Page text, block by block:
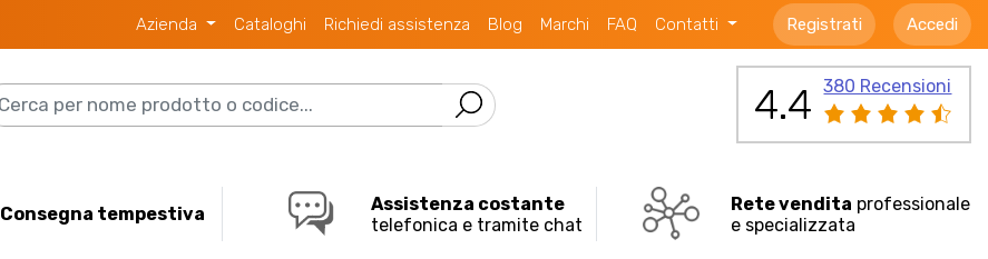
Azienda Cataloghi Richiedi assistenza Blog Marchi FAQ Contatti Registrati Accedi
4.4 380 Recensioni
Consegna tempestiva
Assistenza costante
telefonica e tramite chat
Rete vendita professionale
e specializzata